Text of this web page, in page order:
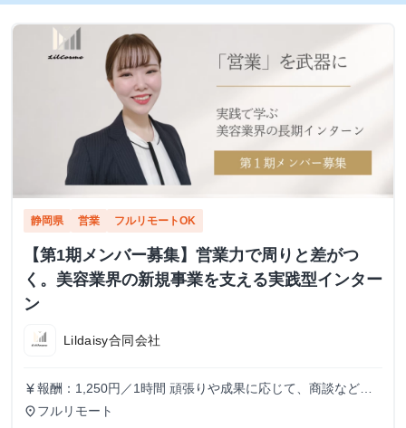
静岡県 営業 フルリモートOK
【第1期メンバー募集】営業力で周りと差がつ
く。美容業界の新規事業を支える実践型インター
ン
Lildaisy合同会社
currency_yen 報酬：1,250円／1時間 頑張りや成果に応じて、商談などよ
り裁量のある業務にもチャレンジできます。 しっかりとし
place フルリモート